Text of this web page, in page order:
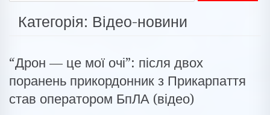
Категорія: Відео-новини
“Дрон — це мої очі”: після двох
поранень прикордонник з Прикарпаття
став оператором БпЛА (відео)